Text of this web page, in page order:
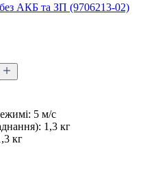
без АКБ та ЗП (9706213-02)
5 м/с
1,3 кг
кг